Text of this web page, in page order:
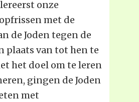
onze
met de
de Joden tegen de
plaats van tot hen te
het doel om te leren
gingen de Joden
met